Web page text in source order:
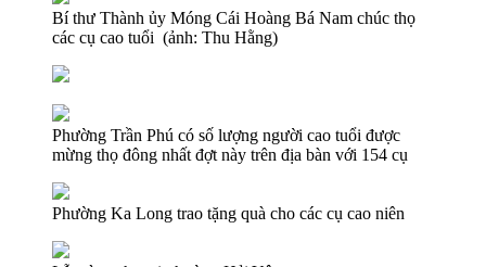
Bí thư Thành ủy Móng Cái Hoàng Bá Nam chúc thọ
các cụ cao tuổi (ảnh: Thu Hằng)
Phường Trần Phú có số lượng người cao tuổi được
mừng thọ đông nhất đợt này trên địa bàn với 154 cụ
Phường Ka Long trao tặng quà cho các cụ cao niên